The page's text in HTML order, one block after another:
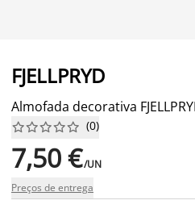
FJELLPRYD
Almofada decorativa





 (0)
7,50 €/UN
Preços de entrega